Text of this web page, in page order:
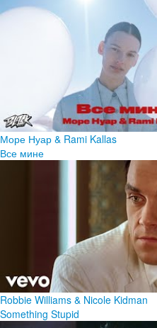
Море Нуар & Rami Kallas
Все мине
Robbie Williams & Nicole Kidman
Something Stupid